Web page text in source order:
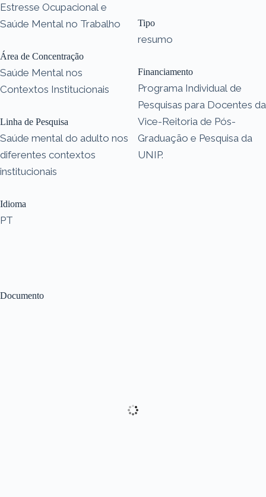
Documento
Estresse Ocupacional e
Saúde Mental no Trabalho
Área de Concentração
Saúde Mental nos
Contextos Institucionais
Linha de Pesquisa
Saúde mental do adulto nos
diferentes contextos
institucionais
Idioma
PT
Tipo
resumo
Financiamento
Programa Individual de
Pesquisas para Docentes da
Vice-Reitoria de Pós-
Graduação e Pesquisa da
UNIP.